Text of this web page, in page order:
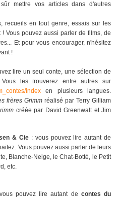
mettre vos articles dans d'autres
recueils en tout genre, essais sur les
Vous pouvez aussi parler de films, de
Et pour vous encourager, n'hésitez
!
lire un seul conte, une sélection de
les trouverez entre autres sur
index en plusieurs langues.
frères Grimm réalisé par Terry Gilliam
créée par David Greenwalt et Jim
& Cie : vous pouvez lire autant de
Vous pouvez aussi parler de leurs
Blanche-Neige, le Chat-Botté, le Petit
etc.
pouvez lire autant de contes du